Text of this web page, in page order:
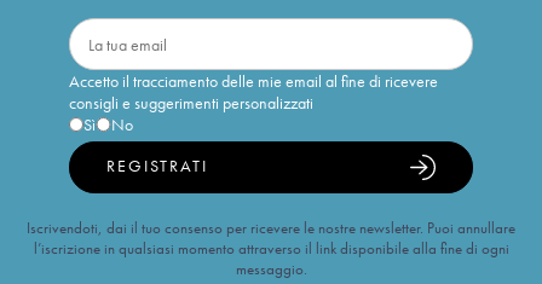
Accetto il tracciamento delle mie email al fine di ricevere
consigli e suggerimenti personalizzati
Sì
No
REGISTRATI
Iscrivendoti, dai il tuo consenso per ricevere le nostre newsletter. Puoi annullare
l’iscrizione in qualsiasi momento attraverso il link disponibile alla fine di ogni
messaggio.